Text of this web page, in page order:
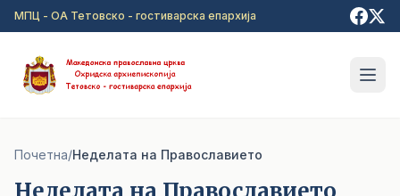
Прејди на главна содржина
МПЦ - ОА Тетовско - гостиварска епархија
Почетна/Неделата на Православието